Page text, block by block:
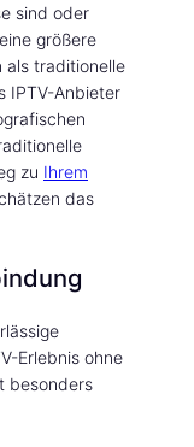
sind oder
größere
als traditionelle
IPTV-Anbieter
zu Ihrem
das
Erlebnis ohne
besonders